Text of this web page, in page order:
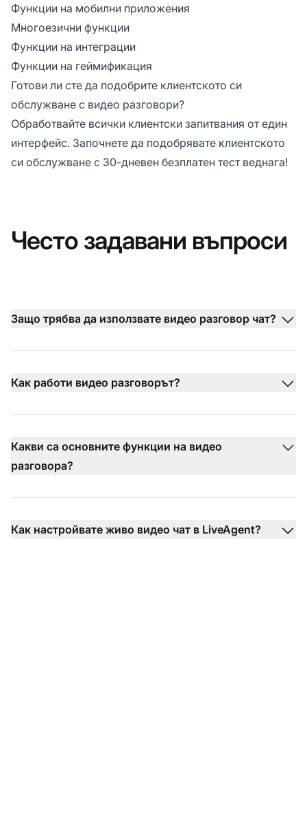
Функции на мобилни приложения
Многоезични функции
Функции на интеграции
Функции на геймификация
Готови ли сте да подобрите клиентското си
обслужване с видео разговори?
Обработвайте всички клиентски запитвания от един
интерфейс. Започнете да подобрявате клиентското
си обслужване с 30-дневен безплатен тестведнага!
Често задавани въпроси
Защо трябва да използвате видео разговор чат?
Как работи видео разговорът?
Какви са основните функции на видео
разговора?
Как настройвате живо видео чат в LiveAgent?